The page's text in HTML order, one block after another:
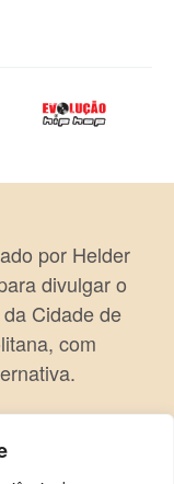
por Helder
divulgar o
Cidade de
com